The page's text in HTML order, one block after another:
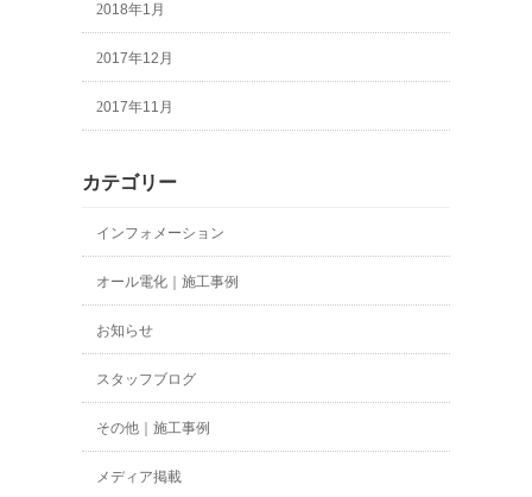
2018年1月
2017年12月
2017年11月
カテゴリー
インフォメーション
オール電化｜施工事例
お知らせ
スタッフブログ
その他｜施工事例
メディア掲載